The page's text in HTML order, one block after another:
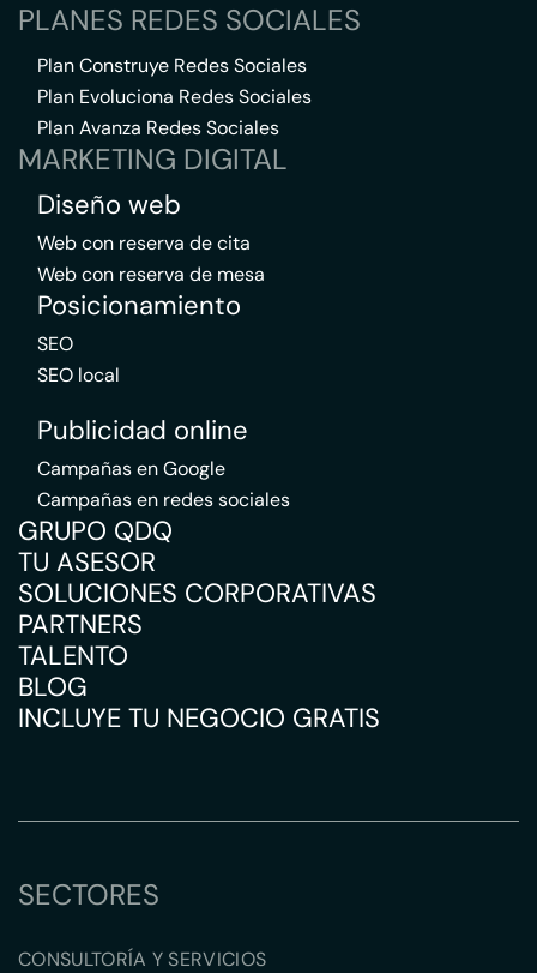
PLANES REDES SOCIALES
Plan Construye Redes Sociales
Plan Evoluciona Redes Sociales
Plan Avanza Redes Sociales
MARKETING DIGITAL
Diseño web
Web con reserva de cita
Web con reserva de mesa
Posicionamiento
SEO
SEO local
Publicidad online
Campañas en Google
Campañas en redes sociales
GRUPO QDQ
TU ASESOR
SOLUCIONES CORPORATIVAS
PARTNERS
TALENTO
BLOG
INCLUYE TU NEGOCIO GRATIS
SECTORES
CONSULTORÍA Y SERVICIOS